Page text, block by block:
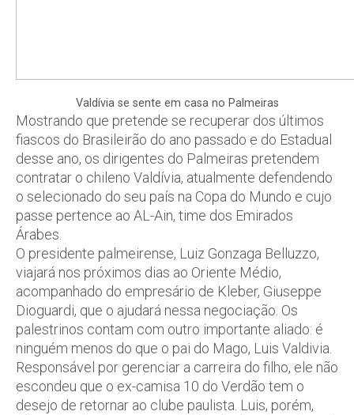
Valdívia se sente em casa no Palmeiras
Mostrando que pretende se recuperar dos últimos
fiascos do Brasileirão do ano passado e do Estadual
desse ano, os dirigentes do Palmeiras pretendem
contratar o chileno Valdívia, atualmente defendendo
o selecionado do seu país na Copa do Mundo e cujo
passe pertence ao AL-Ain, time dos Emirados
Árabes.
O presidente palmeirense, Luiz Gonzaga Belluzzo,
viajará nos próximos dias ao Oriente Médio,
acompanhado do empresário de Kleber, Giuseppe
Dioguardi, que o ajudará nessa negociação. Os
palestrinos contam com outro importante aliado: é
ninguém menos do que o pai do Mago, Luis Valdivia.
Responsável por gerenciar a carreira do filho, ele não
escondeu que o ex-camisa 10 do Verdão tem o
desejo de retornar ao clube paulista. Luis, porém,